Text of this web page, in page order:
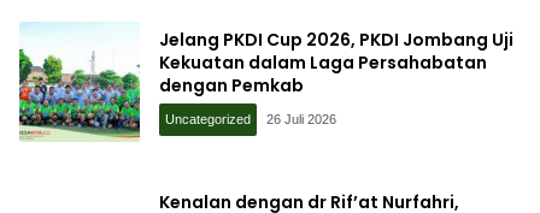
Jelang PKDI Cup 2026, PKDI Jombang Uji
Kekuatan dalam Laga Persahabatan
dengan Pemkab
Uncategorized 26 Juli 2026
Kenalan dengan dr Rif’at Nurfahri,